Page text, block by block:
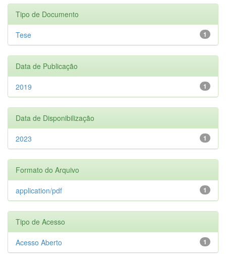
Tipo de Documento
1
Tese
Data de Publicação
1
2019
Data de Disponibilização
1
2023
Formato do Arquivo
1
application/pdf
Tipo de Acesso
1
Acesso Aberto